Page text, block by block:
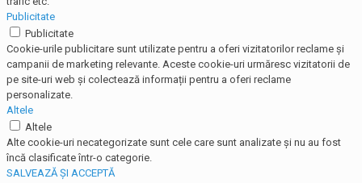
Publicitate
Publicitate
Cookie-urile publicitare sunt utilizate pentru a oferi vizitatorilor reclame și
campanii de marketing relevante. Aceste cookie-uri urmăresc vizitatorii de
pe site-uri web și colectează informații pentru a oferi reclame
personalizate.
Altele
Altele
Alte cookie-uri necategorizate sunt cele care sunt analizate și nu au fost
încă clasificate într-o categorie.
SALVEAZĂ ȘI ACCEPTĂ